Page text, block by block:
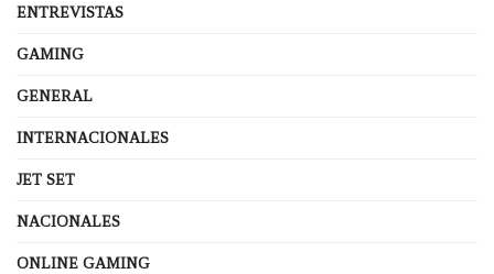
ENTREVISTAS
GAMING
GENERAL
INTERNACIONALES
JET SET
NACIONALES
ONLINE GAMING